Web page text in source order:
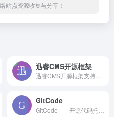
站点资源收集与分享！
迅睿CMS开源框架
GitCode